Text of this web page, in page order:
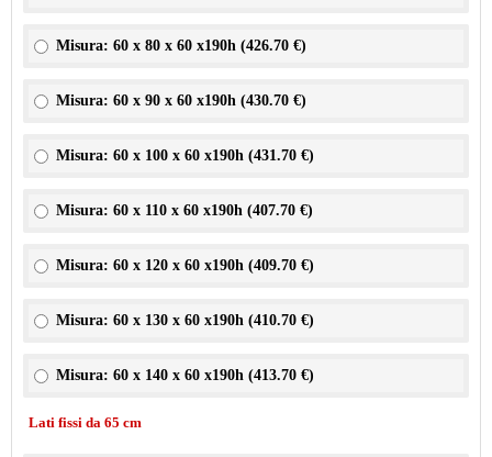
Misura: 60 x 80 x 60 x190h (426.70 €)
Misura: 60 x 90 x 60 x190h (430.70 €)
Misura: 60 x 100 x 60 x190h (431.70 €)
Misura: 60 x 110 x 60 x190h (407.70 €)
Misura: 60 x 120 x 60 x190h (409.70 €)
Misura: 60 x 130 x 60 x190h (410.70 €)
Misura: 60 x 140 x 60 x190h (413.70 €)
Lati fissi da 65 cm